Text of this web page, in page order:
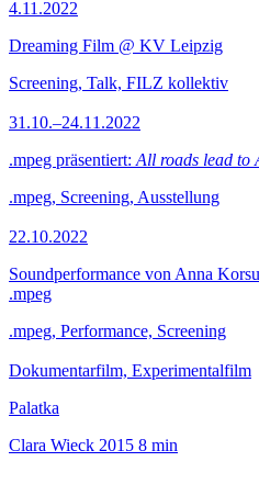
4.11.2022
Dreaming Film @ KV Leipzig
Screening, Talk, FILZ kollektiv
31.10.–24.11.2022
.mpeg präsentiert: All roads lead to
.mpeg, Screening, Ausstellung
22.10.2022
Soundperformance von Anna
.mpeg
.mpeg, Performance, Screening
Dokumentarfilm, Experimentalfilm
Palatka
Clara Wieck 2015 8 min